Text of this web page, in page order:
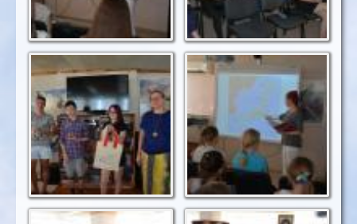
Кращі знавці Японії
Географічне
розташування Японії